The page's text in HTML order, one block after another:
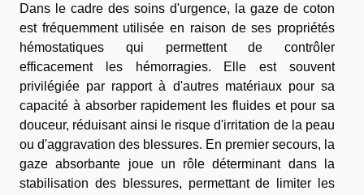
Dans le cadre des soins d'urgence, la gaze de coton
est fréquemment utilisée en raison de ses propriétés
hémostatiques qui permettent de contrôler
efficacement les hémorragies. Elle est souvent
privilégiée par rapport à d'autres matériaux pour sa
capacité à absorber rapidement les fluides et pour sa
douceur, réduisant ainsi le risque d'irritation de la peau
ou d'aggravation des blessures. En premier secours, la
gaze absorbante joue un rôle déterminant dans la
stabilisation des blessures, permettant de limiter les